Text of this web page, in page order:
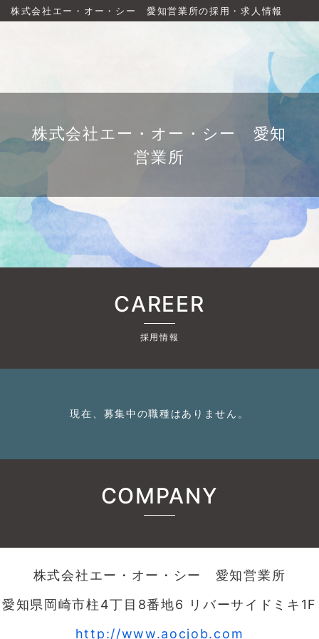
株式会社エー・オー・シー 愛知営業所の採用・求人情報
株式会社エー・オー・シー 愛知
営業所
CAREER
採用情報
現在、募集中の職種はありません。
COMPANY
株式会社エー・オー・シー 愛知営業所
愛知県岡崎市柱4丁目8番地6 リバーサイドミキ1F
http://www.aocjob.com